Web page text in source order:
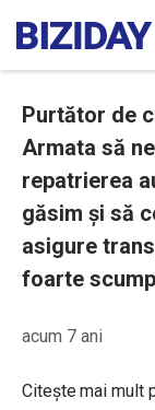
Purtător de
Armata să
repatrierea
găsim și să
asigure
foarte
acum 7 ani
Citește mai mult